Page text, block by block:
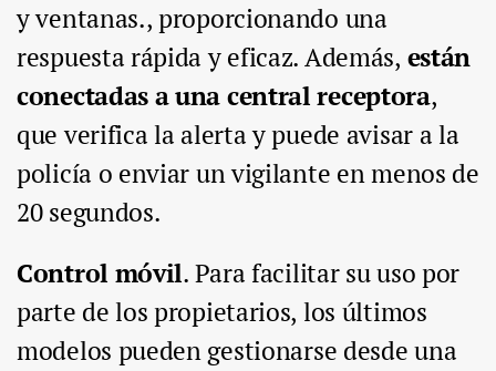
y ventanas., proporcionando una
respuesta rápida y eficaz. Además, están
conectadas a una central receptora,
que verifica la alerta y puede avisar a la
policía o enviar un vigilante en menos de
20 segundos.
Control móvil. Para facilitar su uso por
parte de los propietarios, los últimos
modelos pueden gestionarse desde una